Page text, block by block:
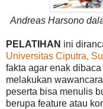
Andreas Harsono
PELATIHAN ini
Universitas Ciputra,
fakta agar enak
melakukan
peserta bisa menulis
berupa feature atau